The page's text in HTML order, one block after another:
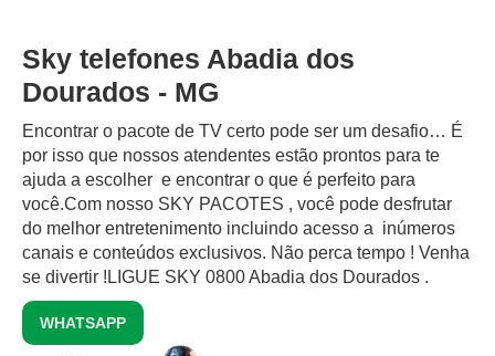
Sky telefones Abadia dos
Dourados - MG
Encontrar o pacote de TV certo pode ser um desafio… É
por isso que nossos atendentes estão prontos para te
ajuda a escolher e encontrar o que é perfeito para
você.Com nosso SKY PACOTES , você pode desfrutar
do melhor entretenimento incluindo acesso a inúmeros
canais e conteúdos exclusivos.‍ Não perca tempo ! Venha
se divertir !LIGUE SKY 0800 Abadia dos Dourados .
WHATSAPP